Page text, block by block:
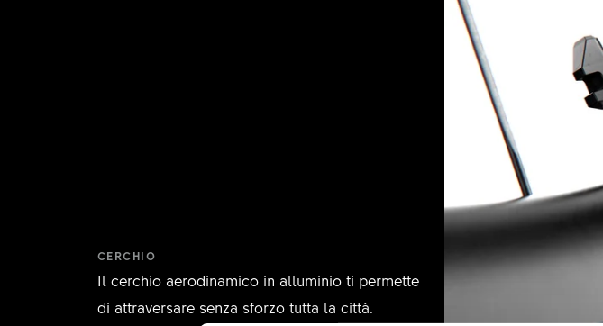
CERCHIO
Il cerchio aerodinamico in alluminio ti permette
di attraversare senza sforzo tutta la città.